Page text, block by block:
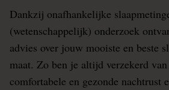
Dankzij onafhankelijke
(wetenschappelijk) onderzoek
advies over jouw mooiste en beste
maat. Zo ben je altijd verzekerd
comfortabele en gezonde nachtrust